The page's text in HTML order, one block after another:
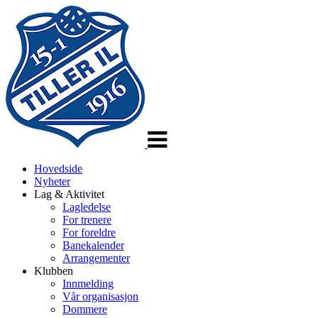
Hovedside
Nyheter
Lag & Aktivitet
Lagledelse
For trenere
For foreldre
Banekalender
Arrangementer
Klubben
Innmelding
Vår organisasjon
Dommere